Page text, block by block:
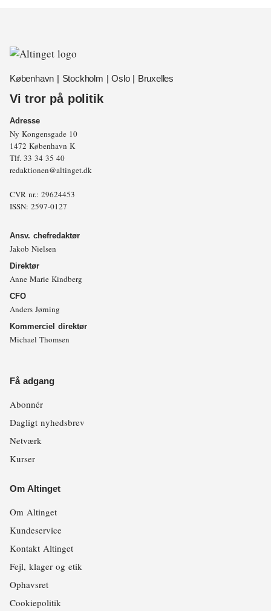
København | Stockholm | Oslo | Bruxelles
Vi tror på politik
Adresse
Ny Kongensgade 10
1472 København K
Tlf. 33 34 35 40
redaktionen@altinget.dk
CVR nr.: 29624453
ISSN: 2597-0127
Ansv. chefredaktør
Jakob Nielsen
Direktør
Anne Marie Kindberg
CFO
Anders Jørning
Kommerciel direktør
Michael Thomsen
Få adgang
Abonnér
Dagligt nyhedsbrev
Netværk
Kurser
Om Altinget
Om Altinget
Kundeservice
Kontakt Altinget
Fejl, klager og etik
Ophavsret
Cookiepolitik